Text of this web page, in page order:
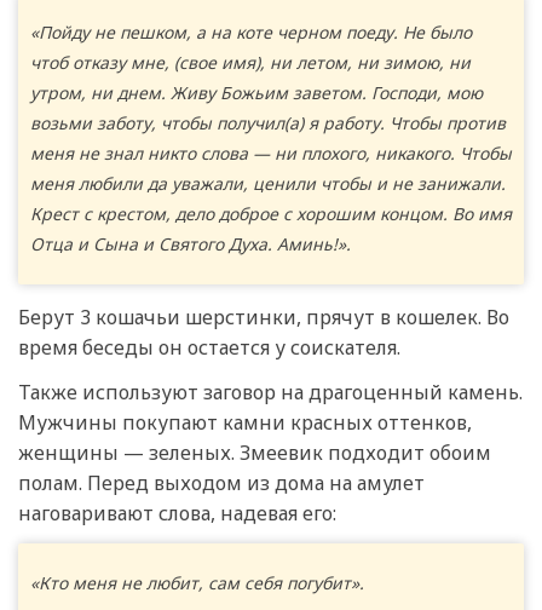
«Пойду не пешком, а на коте черном поеду. Не было
чтоб отказу мне, (свое имя), ни летом, ни зимою, ни
утром, ни днем. Живу Божьим заветом. Господи, мою
возьми заботу, чтобы получил(а) я работу. Чтобы против
меня не знал никто слова — ни плохого, никакого. Чтобы
меня любили да уважали, ценили чтобы и не занижали.
Крест с крестом, дело доброе с хорошим концом. Во имя
Отца и Сына и Святого Духа. Аминь!».
Берут 3 кошачьи шерстинки, прячут в кошелек. Во
время беседы он остается у соискателя.
Также используют заговор на драгоценный камень.
Мужчины покупают камни красных оттенков,
женщины — зеленых. Змеевик подходит обоим
полам. Перед выходом из дома на амулет
наговаривают слова, надевая его:
«Кто меня не любит, сам себя погубит».